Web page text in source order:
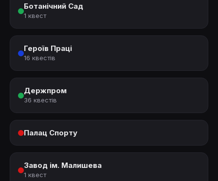
Ботанічний Сад
1 квест
Героїв Праці
16 квестів
Держпром
36 квестів
Палац Спорту
Завод ім. Малишева
1 квест